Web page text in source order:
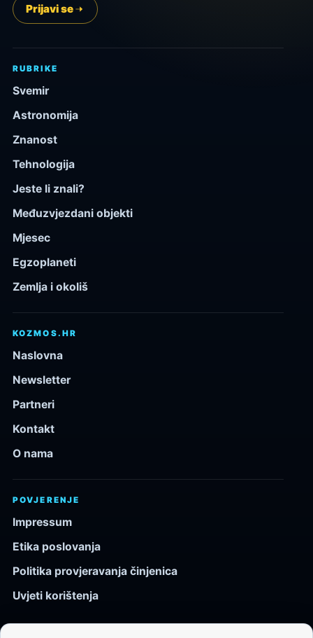
Prijavi se
RUBRIKE
Svemir
Astronomija
Znanost
Tehnologija
Jeste li znali?
Međuzvjezdani objekti
Mjesec
Egzoplaneti
Zemlja i okoliš
KOZMOS.HR
Naslovna
Newsletter
Partneri
Kontakt
O nama
POVJERENJE
Impressum
Etika poslovanja
Politika provjeravanja činjenica
Uvjeti korištenja